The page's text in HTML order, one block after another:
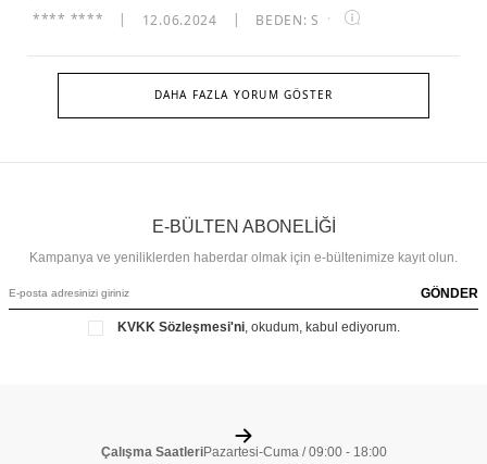
**** **** 12.06.2024 BEDEN: S ·
DAHA FAZLA YORUM GÖSTER
E-BÜLTEN ABONELİĞİ
Kampanya ve yeniliklerden haberdar olmak için e-bültenimize kayıt olun.
GÖNDER
KVKK Sözleşmesi'ni, okudum, kabul ediyorum.
Çalışma SaatleriPazartesi-Cuma / 09:00 - 18:00